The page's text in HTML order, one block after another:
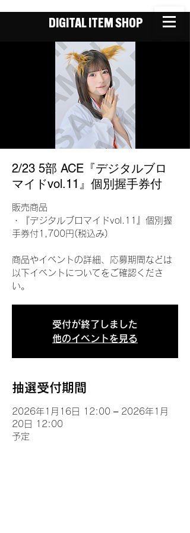
DIGITAL ITEM SHOP
2/23 5部 ACE『デジタルブロ
マイドvol.11』個別握手券付
販売商品
・『デジタルブロマイドvol.11』個別握
手券付1,700円(税込み)
商品やイベントの詳細、応募期間などは
以下イベントについてをご確認くださ
い。
受付が終了しました
他のイベントを見る
抽選受付期間
2026年1月16日 12:00 – 2026年1月
20日 12:00
予定